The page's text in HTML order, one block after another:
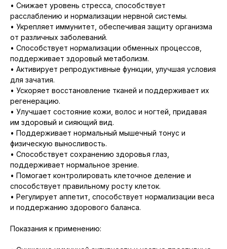
• Снижает уровень стресса, способствует
расслаблению и нормализации нервной системы.
• Укрепляет иммунитет, обеспечивая защиту организма
от различных заболеваний.
• Способствует нормализации обменных процессов,
поддерживает здоровый метаболизм.
• Активирует репродуктивные функции, улучшая условия
для зачатия.
• Ускоряет восстановление тканей и поддерживает их
регенерацию.
• Улучшает состояние кожи, волос и ногтей, придавая
им здоровый и сияющий вид.
• Поддерживает нормальный мышечный тонус и
физическую выносливость.
• Способствует сохранению здоровья глаз,
поддерживает нормальное зрение.
• Помогает контролировать клеточное деление и
способствует правильному росту клеток.
• Регулирует аппетит, способствует нормализации веса
и поддержанию здорового баланса.
Показания к применению: